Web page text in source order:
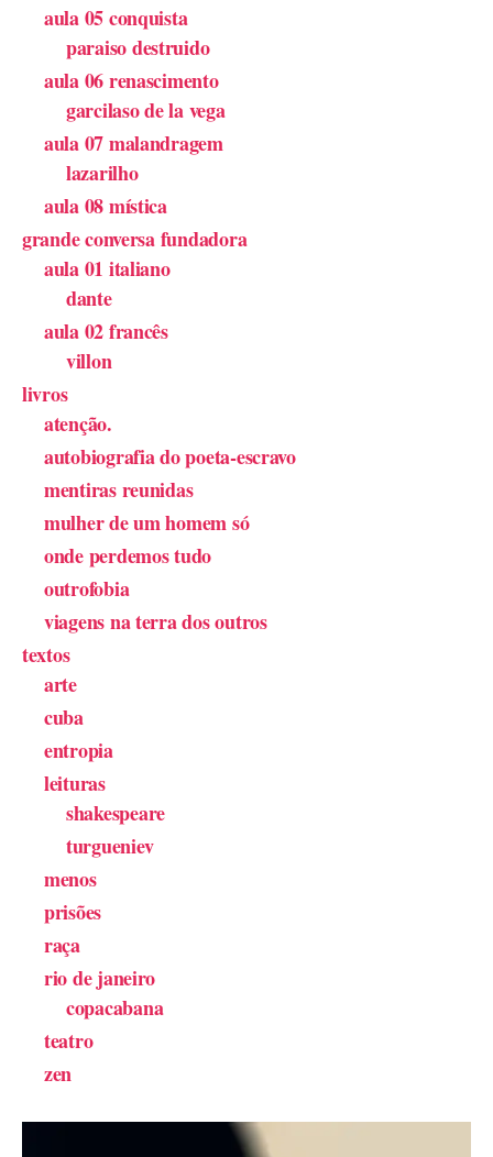
aula 05 conquista
paraiso destruido
aula 06 renascimento
garcilaso de la vega
aula 07 malandragem
lazarilho
aula 08 mística
grande conversa fundadora
aula 01 italiano
dante
aula 02 francês
villon
livros
atenção.
autobiografia do poeta-escravo
mentiras reunidas
mulher de um homem só
onde perdemos tudo
outrofobia
viagens na terra dos outros
textos
arte
cuba
entropia
leituras
shakespeare
turgueniev
menos
prisões
raça
rio de janeiro
copacabana
teatro
zen